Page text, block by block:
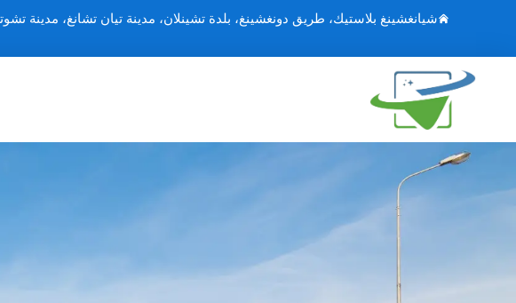
شيانغشينغ بلاستيك، طريق دونغشينغ، بلدة تشينلان، مدينة تيان تشانغ، مدينة